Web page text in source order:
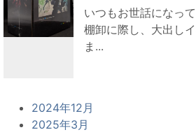
いつもお世話になっ
棚卸に際し、大出し
ま...
2024年12月
2025年3月